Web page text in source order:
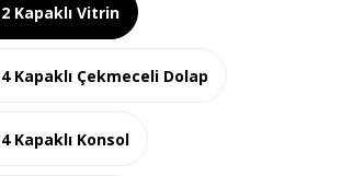
Kapaklı Vitrin
Kapaklı Çekmeceli Dolap
Kapaklı Konsol